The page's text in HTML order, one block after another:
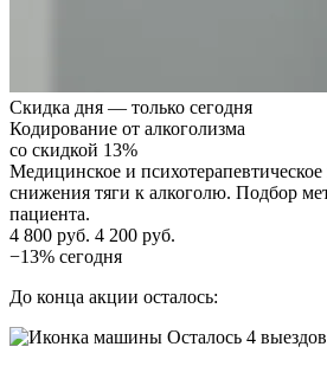
Скидка дня — только сегодня
Кодирование от алкоголизма
со скидкой 13%
Медицинское и психотерапевтическое
снижения тяги к алкоголю. Подбор
пациента.
4 800 руб. 4 200 руб.
−13% сегодня
До конца акции осталось:
Осталось 4